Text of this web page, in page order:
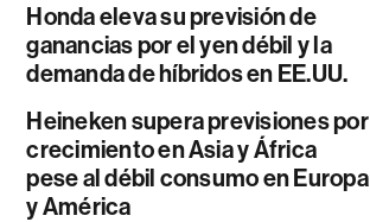
Honda eleva su previsión de
ganancias por el yen débil y la
demanda de híbridos en EE.UU.
Heineken supera previsiones por
crecimiento en Asia y África
pese al débil consumo en Europa
y América